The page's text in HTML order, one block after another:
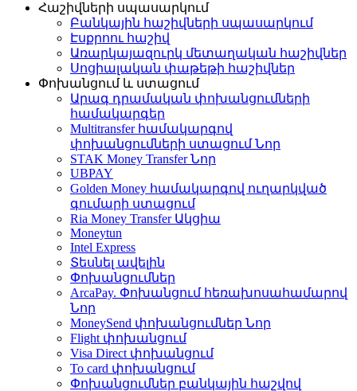
Հաշիվների սպասարկում
Բանկային հաշիվների սպասարկում
Էսքրոու հաշիվ
Առարկայազուրկ մետաղական հաշիվներ
Սոցիալական փաթեթի հաշիվներ
Փոխանցում և ստացում
Արագ դրամական փոխանցումների
համակարգեր
Multitransfer համակարգով
փոխանցումների ստացումՆոր
STAK Money TransferՆոր
UBPAY
Golden Money համակարգով ուղարկված
գումարի ստացում
Ria Money Transfer Ակցիա
Moneytun
Intel Express
Տեսնել ավելին
Փոխանցումներ
ArcaPay. Փոխանցում հեռախոսահամարով
Նոր
MoneySend փոխանցումներ Նոր
Flight փոխանցում
Visa Direct փոխանցում
To card փոխանցում
Փոխանցումներ բանկային հաշվով